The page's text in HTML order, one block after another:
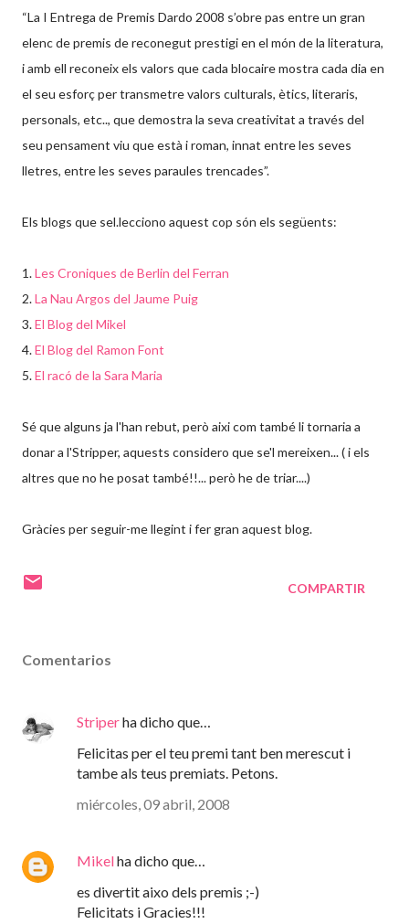
“La I Entrega de Premis Dardo 2008 s’obre pas entre un gran
elenc de premis de reconegut prestigi en el món de la literatura,
i amb ell reconeix els valors que cada blocaire mostra cada dia en
el seu esforç per transmetre valors culturals, ètics, literaris,
personals, etc.., que demostra la seva creativitat a través del
seu pensament viu que està i roman, innat entre les seves
lletres, entre les seves paraules trencades”.
Els blogs que sel.lecciono aquest cop són els següents:
1.Les Croniques de Berlin del Ferran
2.La Nau Argos del Jaume Puig
3.El Blog del Mikel
4.El Blog del Ramon Font
5.El racó de la Sara Maria
Sé que alguns ja l'han rebut, però aixi com també li tornaria a
donar a l'Stripper, aquests considero que se'l mereixen... ( i els
altres que no he posat també!!... però he de triar....)
Gràcies per seguir-me llegint i fer gran aquest blog.
COMPARTIR
Comentarios
Striperha dicho que…
Felicitas per el teu premi tant ben merescut i
tambe als teus premiats. Petons.
miércoles, 09 abril, 2008
Mikelha dicho que…
es divertit aixo dels premis ;-)
Felicitats i Gracies!!!